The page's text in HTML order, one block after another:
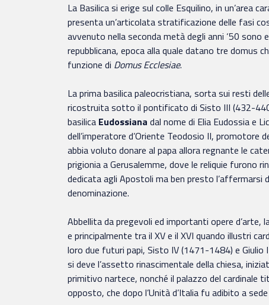
La Basilica si erige sul colle Esquilino, in un’area
presenta un’articolata stratificazione delle fasi
avvenuto nella seconda metà degli anni ‘50
repubblicana, epoca alla quale datano tre domus
funzione di Domus Ecclesiae.
La prima basilica paleocristiana, sorta sui resti
ricostruita sotto il pontificato di Sisto III (432-
basilica Eudossiana dal nome di Elia Eudossia e
dell’imperatore d’Oriente Teodosio II, promotore
abbia voluto donare al papa allora regnante le
prigionia a Gerusalemme, dove le reliquie furono
dedicata agli Apostoli ma ben presto l’affermarsi
denominazione.
Abbellita da pregevoli ed importanti opere
e principalmente tra il XV e il XVI quando illustri
loro due futuri papi, Sisto IV (1471-1484) e
si deve l’assetto rinascimentale della chiesa,
primitivo nartece, nonché il palazzo del cardinale
opposto, che dopo l’Unità d’Italia fu adibito a